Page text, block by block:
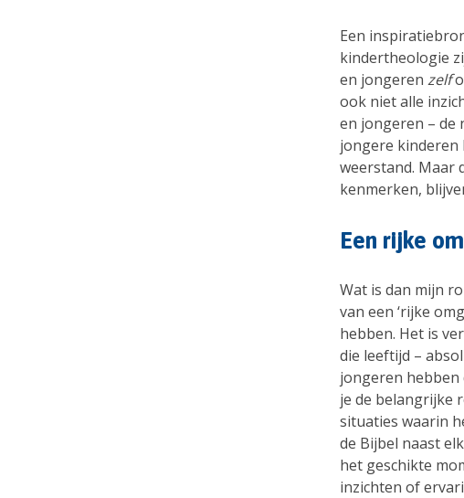
Een
kindertheologie
en jongeren zelf
ook niet alle
en jongeren – de
jongere kinderen
weerstand. Maar
kenmerken,
Een rijke
Wat is dan mijn
van een ‘rijke
hebben. Het is
die leeftijd –
jongeren hebben
je de belangrijke
situaties waarin
de Bijbel naast
het geschikte
inzichten of